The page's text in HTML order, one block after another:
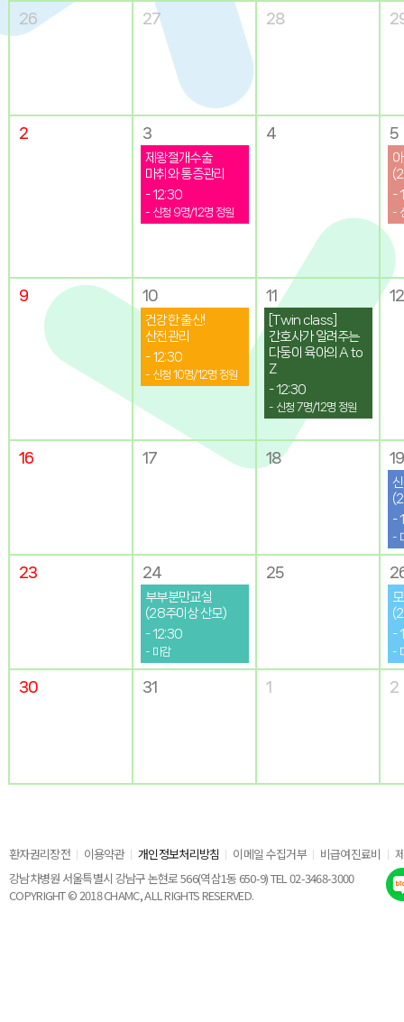
26 27 28
2 3
제왕절개수술
마취와 통증관리
- 12:30
- 신청 9명/12명 정원
4 5
-
-
9 10
건강한 출산!
산전관리
- 12:30
- 신청 10명/12명 정원
11
[Twin class]
간호사가 알려주는
다둥이 육아의 A to
Z
- 12:30
- 신청 7명/12명 정원
12
16 17 18 19
-
-
23 24
부부분만교실
(28주이상 산모)
- 12:30
- 마감
25
-
-
30 31 1 2
환자권리장전 이용약관 개인정보처리방침 이메일 수집거부 비급여진료비
강남차병원 서울특별시 강남구 논현로 566(역삼1동 650-9) TEL 02-3468-3000
COPYRIGHT © 2018 CHAMC, ALL RIGHTS RESERVED.